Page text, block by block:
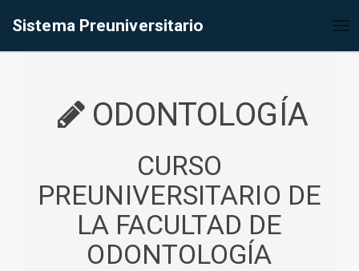
Sistema Preuniversitario
ODONTOLOGÍA
CURSO
PREUNIVERSITARIO DE
LA FACULTAD DE
ODONTOLOGÍA